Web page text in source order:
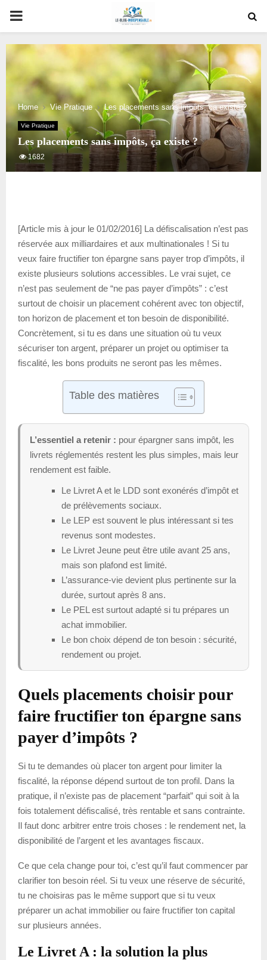
PRIMARY
MENU
Home Vie Pratique Les placements sans impôts, ça existe ?
Vie Pratique
Les placements sans impôts, ça existe ?
1682
[Article mis à jour le 01/02/2016] La défiscalisation n’est pas
réservée aux milliardaires et aux multinationales ! Si tu
veux faire fructifier ton épargne sans payer trop d’impôts, il
existe plusieurs solutions accessibles. Le vrai sujet, ce
n’est pas seulement de “ne pas payer d’impôts” : c’est
surtout de choisir un placement cohérent avec ton objectif,
ton horizon de placement et ton besoin de disponibilité.
Concrètement, si tu es dans une situation où tu veux
sécuriser ton argent, préparer un projet ou optimiser ta
fiscalité, les bons produits ne seront pas les mêmes.
Table des matières
L’essentiel a retenir : pour épargner sans impôt, les
livrets réglementés restent les plus simples, mais leur
rendement est faible.
Le Livret A et le LDD sont exonérés d’impôt et
de prélèvements sociaux.
Le LEP est souvent le plus intéressant si tes
revenus sont modestes.
Le Livret Jeune peut être utile avant 25 ans,
mais son plafond est limité.
L’assurance-vie devient plus pertinente sur la
durée, surtout après 8 ans.
Le PEL est surtout adapté si tu prépares un
achat immobilier.
Le bon choix dépend de ton besoin : sécurité,
rendement ou projet.
Quels placements choisir pour
faire fructifier ton épargne sans
payer d’impôts ?
Si tu te demandes où placer ton argent pour limiter la
fiscalité, la réponse dépend surtout de ton profil. Dans la
pratique, il n’existe pas de placement “parfait” qui soit à la
fois totalement défiscalisé, très rentable et sans contrainte.
Il faut donc arbitrer entre trois choses : le rendement net, la
disponibilité de l’argent et les avantages fiscaux.
Ce que cela change pour toi, c’est qu’il faut commencer par
clarifier ton besoin réel. Si tu veux une réserve de sécurité,
tu ne choisiras pas le même support que si tu veux
préparer un achat immobilier ou faire fructifier ton capital
sur plusieurs années.
Le Livret A : la solution la plus